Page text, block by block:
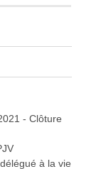
- Clôture
à la vie